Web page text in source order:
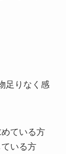
足りなく感
ている方
いる方